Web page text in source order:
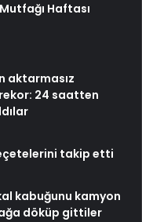
Haftası
aktarmasız
24 saatten
takip etti
kabuğunu kamyon
döküp gittiler